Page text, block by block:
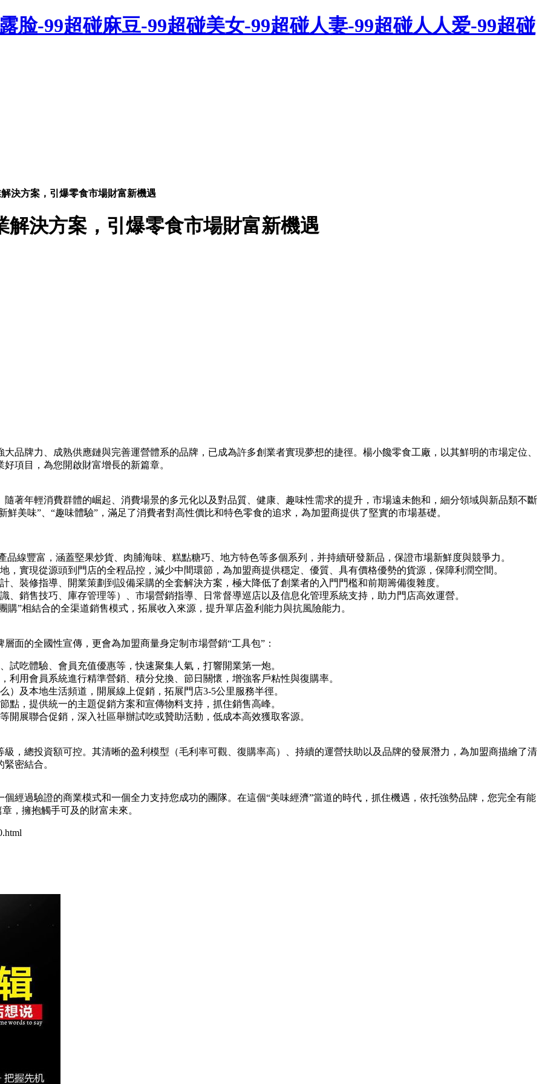
脸-99超碰麻豆-99超碰美女-99超碰人妻-99超碰人人爱-99超碰
決方案，引爆零食市場財富新機遇
決方案，引爆零食市場財富新機遇
品牌力、成熟供應鏈與完善運營體系的品牌，已成為許多創業者實現夢想的捷徑。楊小饞零食工廠，以其鮮明的市場定位、
項目，為您開啟財富增長的新篇章。
著年輕消費群體的崛起、消費場景的多元化以及對品質、健康、趣味性需求的提升，市場遠未飽和，細分領域與新品類不斷
美味”、“趣味體驗”，滿足了消費者對高性價比和特色零食的追求，為加盟商提供了堅實的市場基礎。
品線豐富，涵蓋堅果炒貨、肉脯海味、糕點糖巧、地方特色等多個系列，并持續研發新品，保證市場新鮮度與競爭力。
，實現從源頭到門店的全程品控，減少中間環節，為加盟商提供穩定、優質、具有價格優勢的貨源，保障利潤空間。
、裝修指導、開業策劃到設備采購的全套解決方案，極大降低了創業者的入門門檻和前期籌備復雜度。
、銷售技巧、庫存管理等）、市場營銷指導、日常督導巡店以及信息化管理系統支持，助力門店高效運營。
購”相結合的全渠道銷售模式，拓展收入來源，提升單店盈利能力與抗風險能力。
面的全國性宣傳，更會為加盟商量身定制市場營銷“工具包”：
試吃體驗、會員充值優惠等，快速聚集人氣，打響開業第一炮。
利用會員系統進行精準營銷、積分兌換、節日關懷，增強客戶粘性與復購率。
）及本地生活頻道，開展線上促銷，拓展門店3-5公里服務半徑。
點，提供統一的主題促銷方案和宣傳物料支持，抓住銷售高峰。
開展聯合促銷，深入社區舉辦試吃或贊助活動，低成本高效獲取客源。
，總投資額可控。其清晰的盈利模型（毛利率可觀、復購率高）、持續的運營扶助以及品牌的發展潛力，為加盟商描繪了清
密結合。
經過驗證的商業模式和一個全力支持您成功的團隊。在這個“美味經濟”當道的時代，抓住機遇，依托強勢品牌，您完全有能
，擁抱觸手可及的財富未來。